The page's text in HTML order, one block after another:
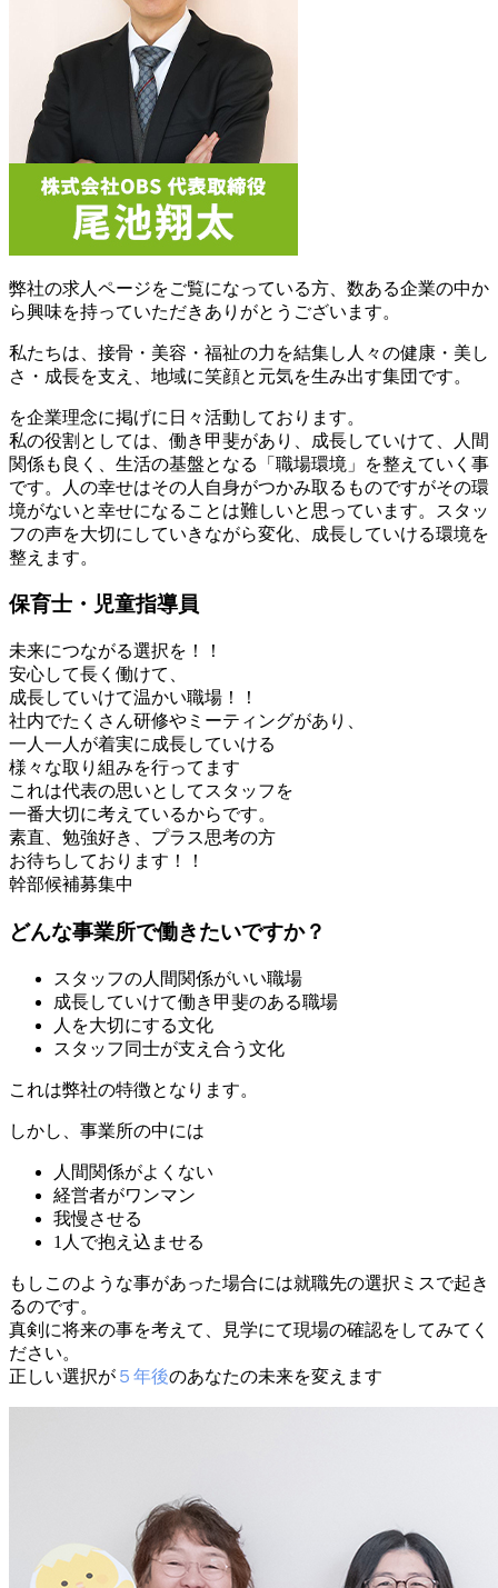
弊社の求人ページをご覧になっている方、数ある企業の中か
ら興味を持っていただきありがとうございます。
私たちは、接骨・美容・福祉の力を結集し人々の健康・美し
さ・成長を支え、地域に笑顔と元気を生み出す集団です。
を企業理念に掲げに日々活動しております。
私の役割としては、働き甲斐があり、成長していけて、人間
関係も良く、生活の基盤となる「職場環境」を整えていく事
です。人の幸せはその人自身がつかみ取るものですがその環
境がないと幸せになることは難しいと思っています。スタッ
フの声を大切にしていきながら変化、成長していける環境を
整えます。
保育士・児童指導員
未来につながる選択を！！
安心して長く働けて、
成長していけて温かい職場！！
社内でたくさん研修やミーティングがあり、
一人一人が着実に成長していける
様々な取り組みを行ってます
これは代表の思いとしてスタッフを
一番大切に考えているからです。
素直、勉強好き、プラス思考の方
お待ちしております！！
幹部候補募集中
どんな事業所で働きたいですか？
スタッフの人間関係がいい職場
成長していけて働き甲斐のある職場
人を大切にする文化
スタッフ同士が支え合う文化
これは弊社の特徴となります。
しかし、事業所の中には
人間関係がよくない
経営者がワンマン
我慢させる
1人で抱え込ませる
もしこのような事があった場合には就職先の選択ミスで起き
るのです。
真剣に将来の事を考えて、見学にて現場の確認をしてみてく
ださい。
正しい選択が ５年後のあなたの未来を変えます